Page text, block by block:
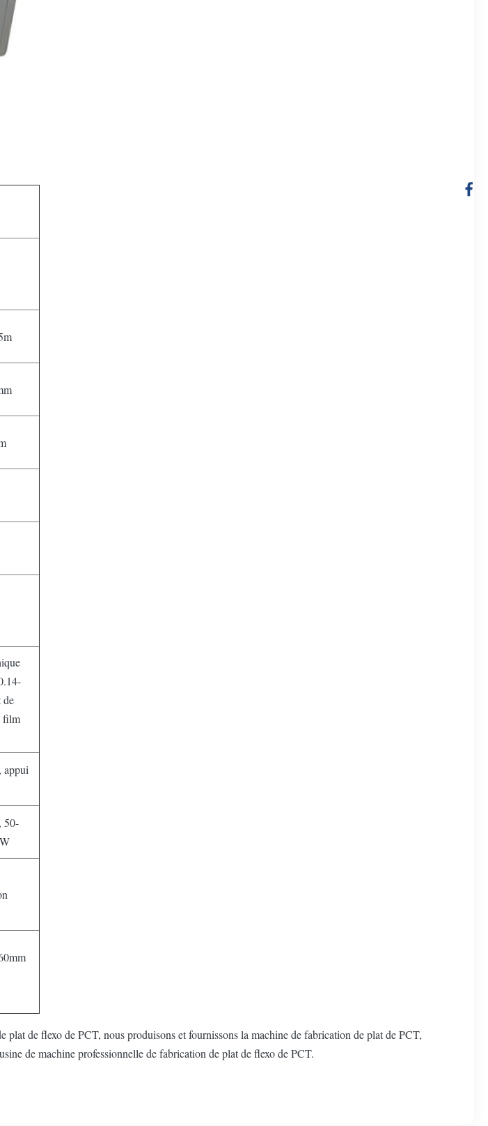
de
film
appui
50-
de flexo de PCT, nous produisons et fournissons la machine de fabrication de plat de PCT,
de machine professionnelle de fabrication de plat de flexo de PCT.